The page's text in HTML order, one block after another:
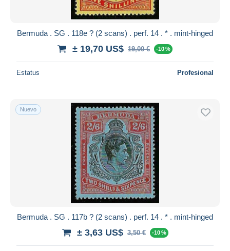
Bermuda . SG . 118e ? (2 scans) . perf. 14 . * . mint-hinged
± 19,70 US$ 19,00 € -10 %
Estatus Profesional
Nuevo
Bermuda . SG . 117b ? (2 scans) . perf. 14 . * . mint-hinged
± 3,63 US$ 3,50 € -10 %